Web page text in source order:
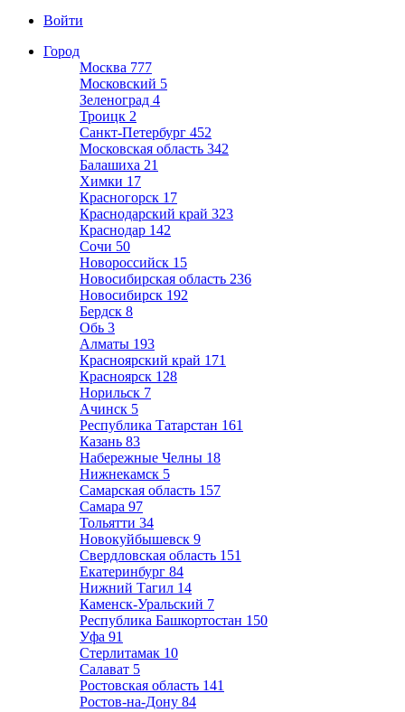
Войти
Город
Москва 777
Московский 5
Зеленоград 4
Троицк 2
Санкт-Петербург 452
Московская область 342
Балашиха 21
Химки 17
Красногорск 17
Краснодарский край 323
Краснодар 142
Сочи 50
Новороссийск 15
Новосибирская область 236
Новосибирск 192
Бердск 8
Обь 3
Алматы 193
Красноярский край 171
Красноярск 128
Норильск 7
Ачинск 5
Республика Татарстан 161
Казань 83
Набережные Челны 18
Нижнекамск 5
Самарская область 157
Самара 97
Тольятти 34
Новокуйбышевск 9
Свердловская область 151
Екатеринбург 84
Нижний Тагил 14
Каменск-Уральский 7
Республика Башкортостан 150
Уфа 91
Стерлитамак 10
Салават 5
Ростовская область 141
Ростов-на-Дону 84